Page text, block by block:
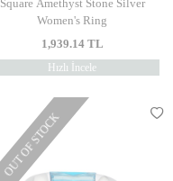
Square Amethyst Stone Silver
Women's Ring
1,939.14TL
Hızlı İncele
OUT OF STOCK